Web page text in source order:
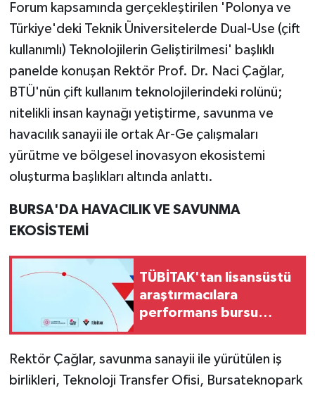
Forum kapsamında gerçekleştirilen 'Polonya ve
Türkiye'deki Teknik Üniversitelerde Dual-Use (çift
kullanımlı) Teknolojilerin Geliştirilmesi' başlıklı
panelde konuşan Rektör Prof. Dr. Naci Çağlar,
BTÜ'nün çift kullanım teknolojilerindeki rolünü;
nitelikli insan kaynağı yetiştirme, savunma ve
havacılık sanayii ile ortak Ar-Ge çalışmaları
yürütme ve bölgesel inovasyon ekosistemi
oluşturma başlıkları altında anlattı.
BURSA'DA HAVACILIK VE SAVUNMA
EKOSİSTEMİ
TÜBİTAK'tan lisansüstü
araştırmacılara
performans bursu
Rektör Çağlar, savunma sanayii ile yürütülen iş
birlikleri, Teknoloji Transfer Ofisi, Bursateknopark